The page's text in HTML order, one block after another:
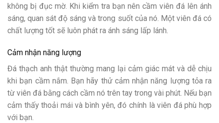
không bị đục mờ. Khi kiểm tra bạn nên cầm viên đá lên ánh
sáng, quan sát độ sáng và trong suốt của nó. Một viên đá có
chất lượng tốt sẽ luôn phát ra ánh sáng lấp lánh.
Cảm nhận năng lượng
Đá thạch anh thật thường mang lại cảm giác mát và dễ chịu
khi bạn cầm nắm. Bạn hãy thử cảm nhận năng lượng tỏa ra
từ viên đá bằng cách cầm nó trên tay trong vài phút. Nếu bạn
cảm thấy thoải mái và bình yên, đó chính là viên đá phù hợp
với bạn.